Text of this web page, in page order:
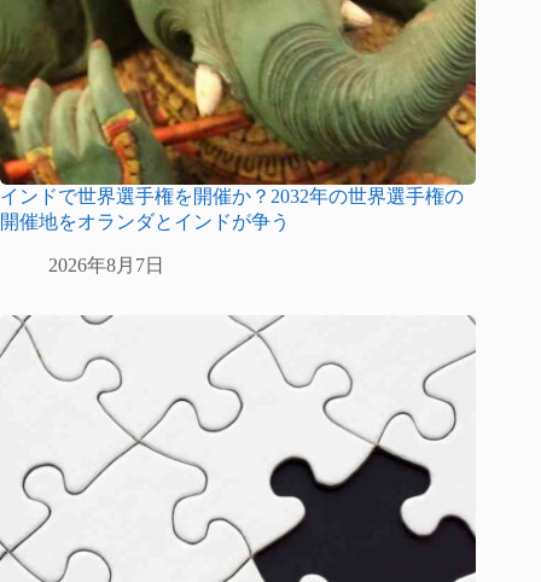
インドで世界選手権を開催か？2032年の世界選手権の
開催地をオランダとインドが争う
2026年8月7日